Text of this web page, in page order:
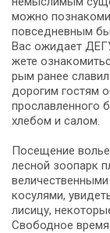
мож­но
повседневным
Вас ожи­да­ет
же­те
рым ранее
дорогим го­стям
прославленного
хле­бом и са­лом.
Посещение
лесной зоопарк
косулями,
лисицу,
Свободное время.